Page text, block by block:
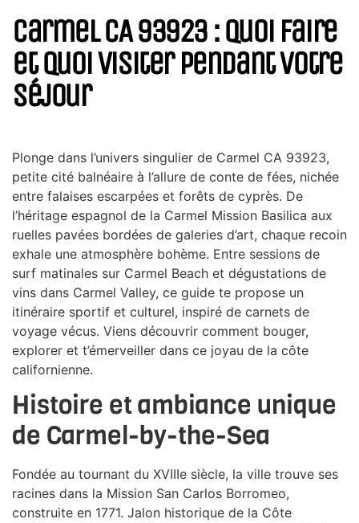
Carmel CA 93923 : quoi faire
et quoi visiter pendant votre
séjour
Plonge dans l’univers singulier de Carmel CA 93923,
petite cité balnéaire à l’allure de conte de fées, nichée
entre falaises escarpées et forêts de cyprès. De
l’héritage espagnol de la Carmel Mission Basilica aux
ruelles pavées bordées de galeries d’art, chaque recoin
exhale une atmosphère bohème. Entre sessions de
surf matinales sur Carmel Beach et dégustations de
vins dans Carmel Valley, ce guide te propose un
itinéraire sportif et culturel, inspiré de carnets de
voyage vécus. Viens découvrir comment bouger,
explorer et t’émerveiller dans ce joyau de la côte
californienne.
Histoire et ambiance unique
de Carmel-by-the-Sea
Fondée au tournant du XVIIIe siècle, la ville trouve ses
racines dans la Mission San Carlos Borromeo,
construite en 1771. Jalon historique de la Côte